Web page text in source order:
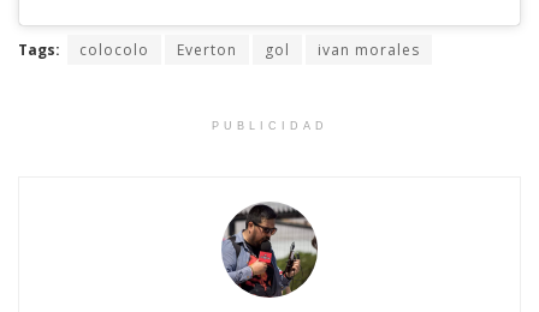
Tags: colocolo Everton gol ivan morales
PUBLICIDAD